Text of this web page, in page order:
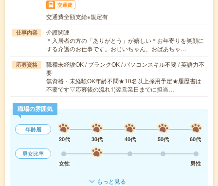
交通費
交通費全額支給※規定有
仕事内容
介護関連
＊入居者の方の「ありがとう」が嬉しい＊お年寄りを笑顔に
する介護のお仕事です。おじいちゃん、おばあちゃ…
応募資格
職種未経験OK / ブランクOK / パソコンスキル不要 / 英語力不
要
無資格・未経験OK年齢不問★10名以上採用予定★履歴書は
不要です▽応募後の流れ1)翌営業日までに担当…
職場の雰囲気
年齢層
20代
30代 40代 50代
60代
男女比率
女性
男性
もっと見る